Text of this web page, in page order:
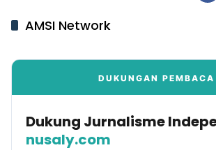
AMSI Network
DUKUNGAN PEMBACA
Dukung Jurnalisme
nusaly.com